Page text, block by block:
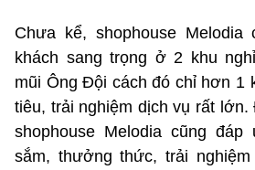
Chưa kể, shophouse Melodia
khách sang trọng ở 2 khu
mũi Ông Đội cách đó chỉ hơn 1
tiêu, trải nghiệm dịch vụ rất
shophouse Melodia cũng
sắm, thưởng thức, trải